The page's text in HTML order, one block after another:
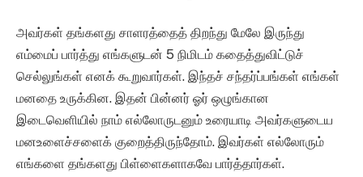
அவர்கள் தங்களது சாளரத்தைத் திறந்து மேலே இருந்து
எம்மைப் பார்த்து எங்களுடன் 5 நிமிடம் கதைத்துவிட்டுச்
செல்லுங்கள் எனக் கூறுவார்கள். இந்தச் சந்தர்ப்பங்கள் எங்கள்
மனதை உருக்கின. இதன் பின்னர் ஓர் ஒழுங்கான
இடைவெளியில் நாம் எல்லோருடனும் உரையாடி அவர்களுடைய
மனஉளைச்சளைக் குறைத்திருந்தோம். இவர்கள் எல்லோரும்
எங்களை தங்களது பிள்ளைகளாகவே பார்த்தார்கள்.